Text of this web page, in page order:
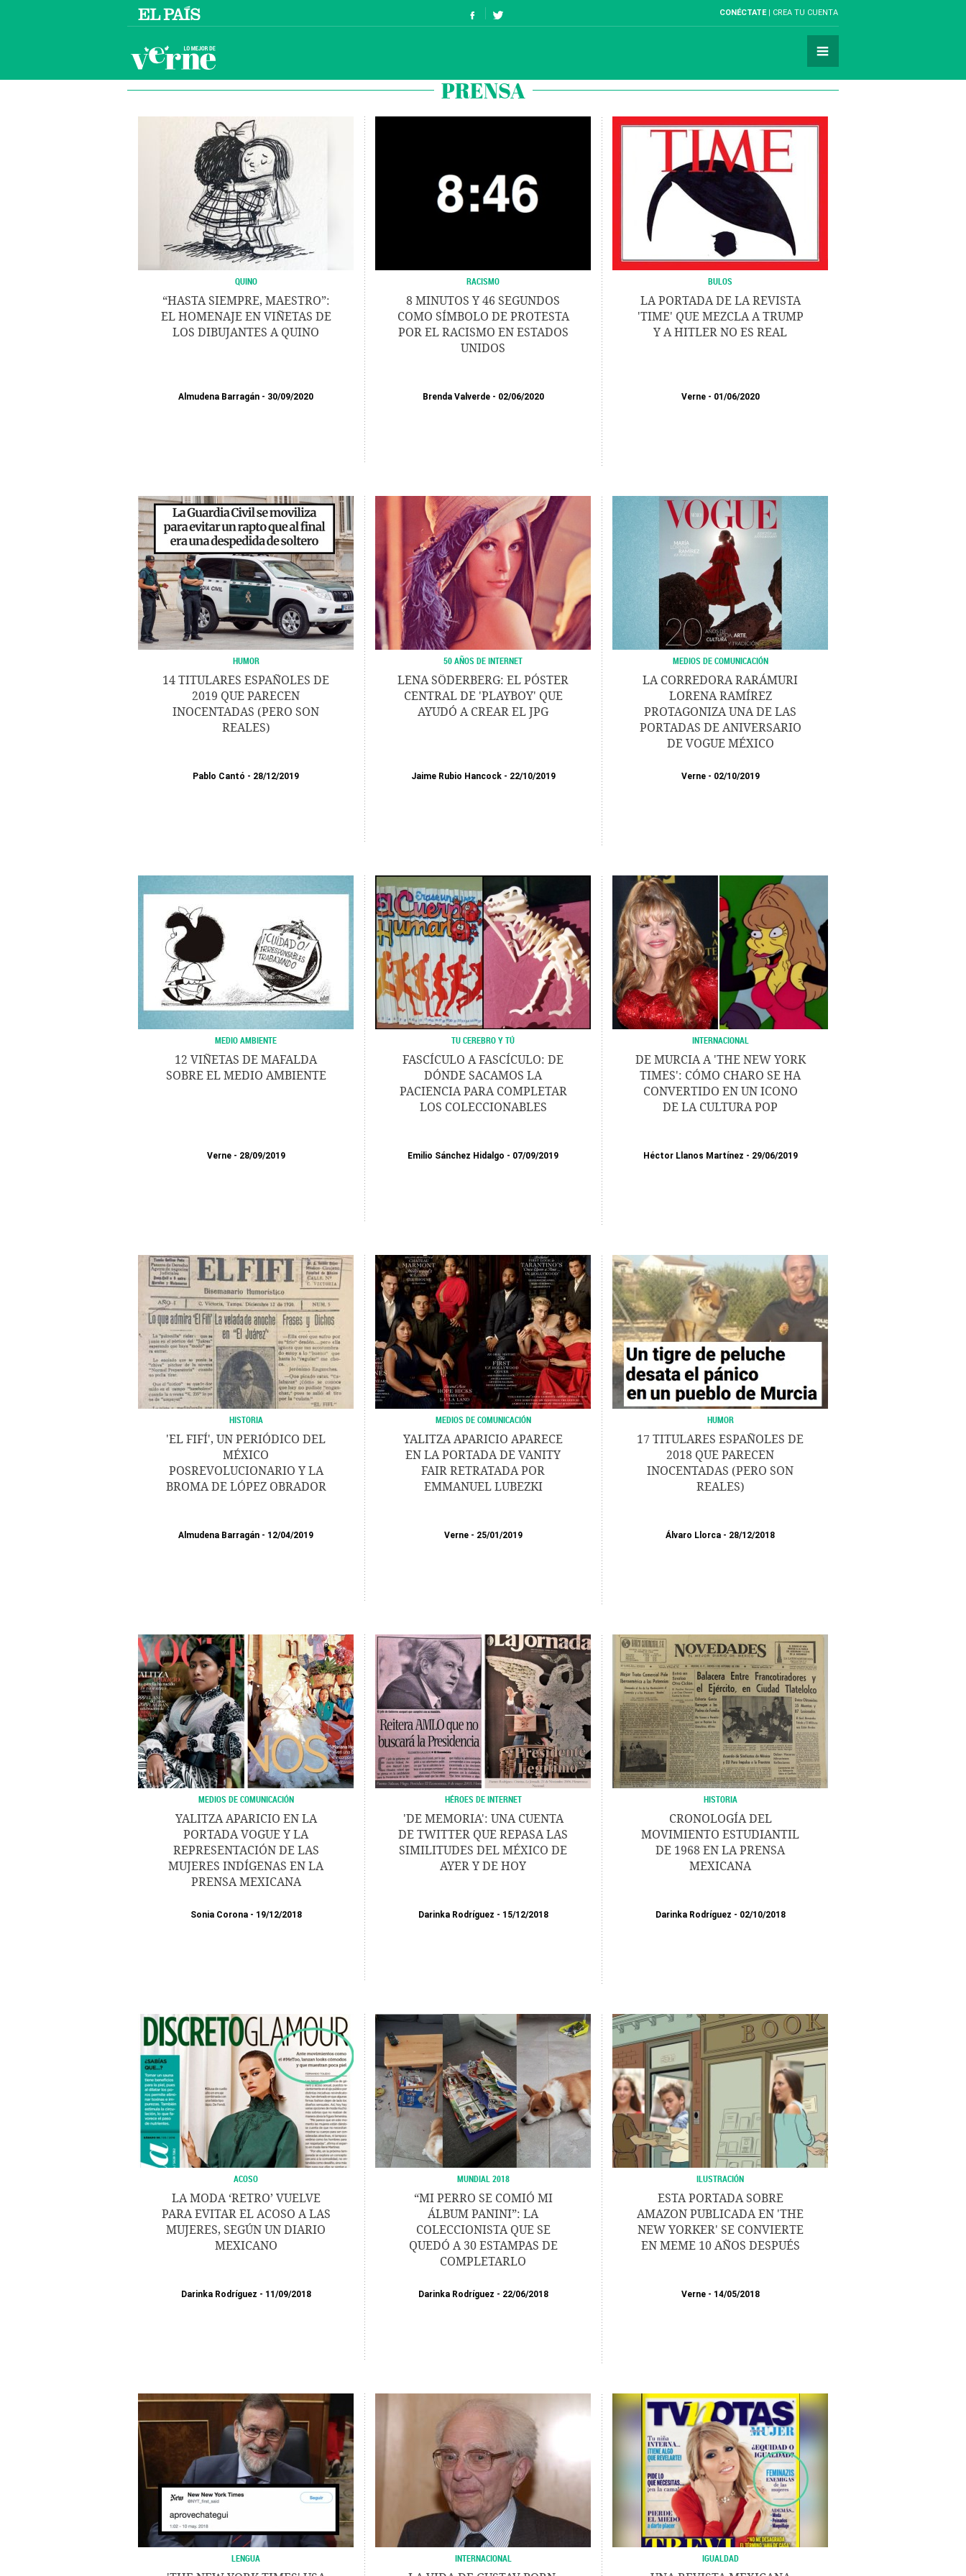
CONÉCTATE CREA TU CUENTA
PRENSA
QUINO
“HASTA SIEMPRE, MAESTRO”:
EL HOMENAJE EN VIÑETAS DE
LOS DIBUJANTES A QUINO
Almudena Barragán 30/09/2020
RACISMO
8 MINUTOS Y 46 SEGUNDOS
COMO SÍMBOLO DE PROTESTA
POR EL RACISMO EN ESTADOS
UNIDOS
Brenda Valverde 02/06/2020
BULOS
LA PORTADA DE LA REVISTA
'TIME' QUE MEZCLA A TRUMP
Y A HITLER NO ES REAL
Verne 01/06/2020
HUMOR
14 TITULARES ESPAÑOLES DE
2019 QUE PARECEN
INOCENTADAS (PERO SON
REALES)
Pablo Cantó 28/12/2019
50 AÑOS DE INTERNET
LENA SÖDERBERG: EL PÓSTER
CENTRAL DE 'PLAYBOY' QUE
AYUDÓ A CREAR EL JPG
Jaime Rubio Hancock 22/10/2019
MEDIOS DE COMUNICACIÓN
LA CORREDORA RARÁMURI
LORENA RAMÍREZ
PROTAGONIZA UNA DE LAS
PORTADAS DE ANIVERSARIO
DE VOGUE MÉXICO
Verne 02/10/2019
MEDIO AMBIENTE
12 VIÑETAS DE MAFALDA
SOBRE EL MEDIO AMBIENTE
Verne 28/09/2019
TU CEREBRO Y TÚ
FASCÍCULO A FASCÍCULO: DE
DÓNDE SACAMOS LA
PACIENCIA PARA COMPLETAR
LOS COLECCIONABLES
Emilio Sánchez Hidalgo 07/09/2019
INTERNACIONAL
DE MURCIA A 'THE NEW YORK
TIMES': CÓMO CHARO SE HA
CONVERTIDO EN UN ICONO
DE LA CULTURA POP
Héctor Llanos Martínez 29/06/2019
HISTORIA
'EL FIFÍ', UN PERIÓDICO DEL
MÉXICO
POSREVOLUCIONARIO Y LA
BROMA DE LÓPEZ OBRADOR
Almudena Barragán 12/04/2019
MEDIOS DE COMUNICACIÓN
YALITZA APARICIO APARECE
EN LA PORTADA DE VANITY
FAIR RETRATADA POR
EMMANUEL LUBEZKI
Verne 25/01/2019
HUMOR
17 TITULARES ESPAÑOLES DE
2018 QUE PARECEN
INOCENTADAS (PERO SON
REALES)
Álvaro Llorca 28/12/2018
MEDIOS DE COMUNICACIÓN
YALITZA APARICIO EN LA
PORTADA VOGUE Y LA
REPRESENTACIÓN DE LAS
MUJERES INDÍGENAS EN LA
PRENSA MEXICANA
Sonia Corona 19/12/2018
HÉROES DE INTERNET
'DE MEMORIA': UNA CUENTA
DE TWITTER QUE REPASA LAS
SIMILITUDES DEL MÉXICO DE
AYER Y DE HOY
Darinka Rodríguez 15/12/2018
HISTORIA
CRONOLOGÍA DEL
MOVIMIENTO ESTUDIANTIL
DE 1968 EN LA PRENSA
MEXICANA
Darinka Rodríguez 02/10/2018
ACOSO
LA MODA ‘RETRO’ VUELVE
PARA EVITAR EL ACOSO A LAS
MUJERES, SEGÚN UN DIARIO
MEXICANO
Darinka Rodríguez 11/09/2018
MUNDIAL 2018
“MI PERRO SE COMIÓ MI
ÁLBUM PANINI”: LA
COLECCIONISTA QUE SE
QUEDÓ A 30 ESTAMPAS DE
COMPLETARLO
Darinka Rodríguez 22/06/2018
ILUSTRACIÓN
ESTA PORTADA SOBRE
AMAZON PUBLICADA EN 'THE
NEW YORKER' SE CONVIERTE
EN MEME 10 AÑOS DESPUÉS
Verne 14/05/2018
LENGUA INTERNACIONAL IGUALDAD